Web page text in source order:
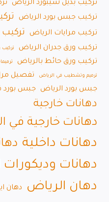
تركيب بديل شيبورد الرياض
تركيب جبس بورد الرياض
تركيب مرايات الرياض
تركيب ورق جدران الرياض
تركيب ورق حائط بالرياض
ترميم وتشطيب في الرياض
تفصيل
جبس بورد الرياض
جبس بورد
دهانات خارجية
دهانات خارجية في
دهانات داخلية
دهانات وديكورات
دهان الرياض
دهان